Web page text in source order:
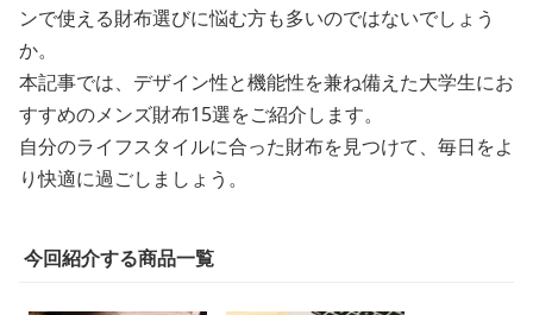
ンで使える財布選びに悩む方も多いのではないでしょう
か。
本記事では、デザイン性と機能性を兼ね備えた大学生にお
すすめのメンズ財布15選をご紹介します。
自分のライフスタイルに合った財布を見つけて、毎日をよ
り快適に過ごしましょう。
今回紹介する商品一覧